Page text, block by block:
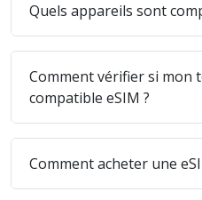
Quels appareils sont
Comment vérifier si mon
compatible eSIM ?
Comment acheter une